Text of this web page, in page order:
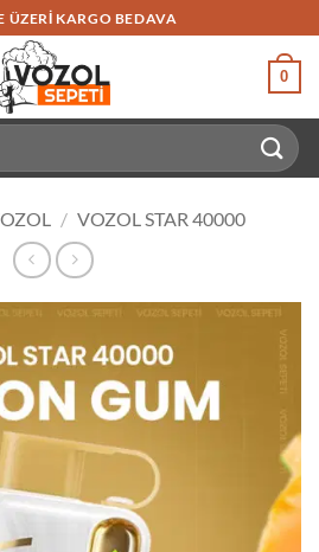
ÜZERI KARGO BEDAVA
0
/ VOZOL STAR 40000